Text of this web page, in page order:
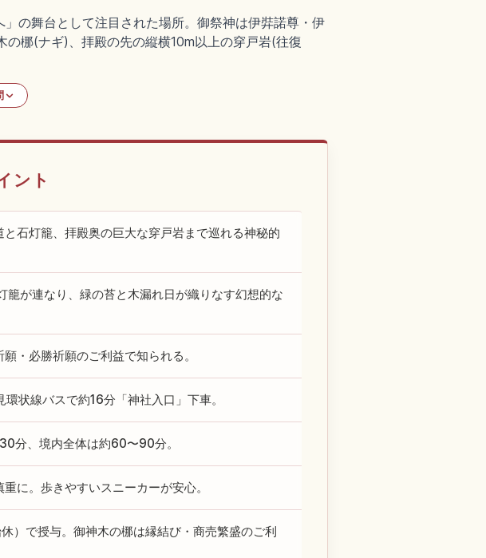
の舞台として注目された場所。御祭神は伊弉諾尊・伊
梛(ナギ)、拝殿の先の縦横10m以上の穿戸岩(往復
ント
石灯籠、拝殿奥の巨大な穿戸岩まで巡れる神秘的
が連なり、緑の苔と木漏れ日が織りなす幻想的な
・必勝祈願のご利益で知られる。
状線バスで約16分「神社入口」下車。
分、境内全体は約60〜90分。
に。歩きやすいスニーカーが安心。
）で授与。御神木の梛は縁結び・商売繁盛のご利